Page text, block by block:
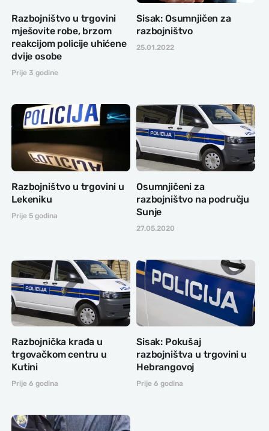
Razbojništvo u trgovini
mješovite robe, brzom
reakcijom policije uhićene
dvije osobe
Prije 3 godine
Sisak: Osumnjičen za
razbojništvo
25.01.2022
Razbojništvo u trgovini u
Lekeniku
Prije 5 godina
Osumnjičeni za
razbojništvo na području
Sunje
27.05.2020
Razbojnička krađa u
trgovačkom centru u
Kutini
Prije 6 godina
Sisak: Pokušaj
razbojništva u trgovini u
Hebrangovoj
Prije 6 godina